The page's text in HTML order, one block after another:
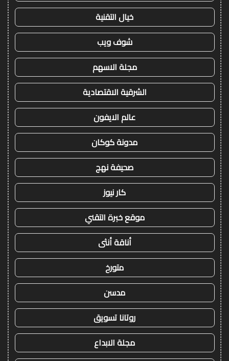
خيال التقنية
شوف ويب
مجلة الاسهم
الشرقية الاقتصادية
عالم الايفون
مدونة كوكان
صحيفة نهج
كار نيوز
موقع خبرة التقني
أناقة أنثى
متورخ
مدسن
روتانا تسويق
مجلة الابداع